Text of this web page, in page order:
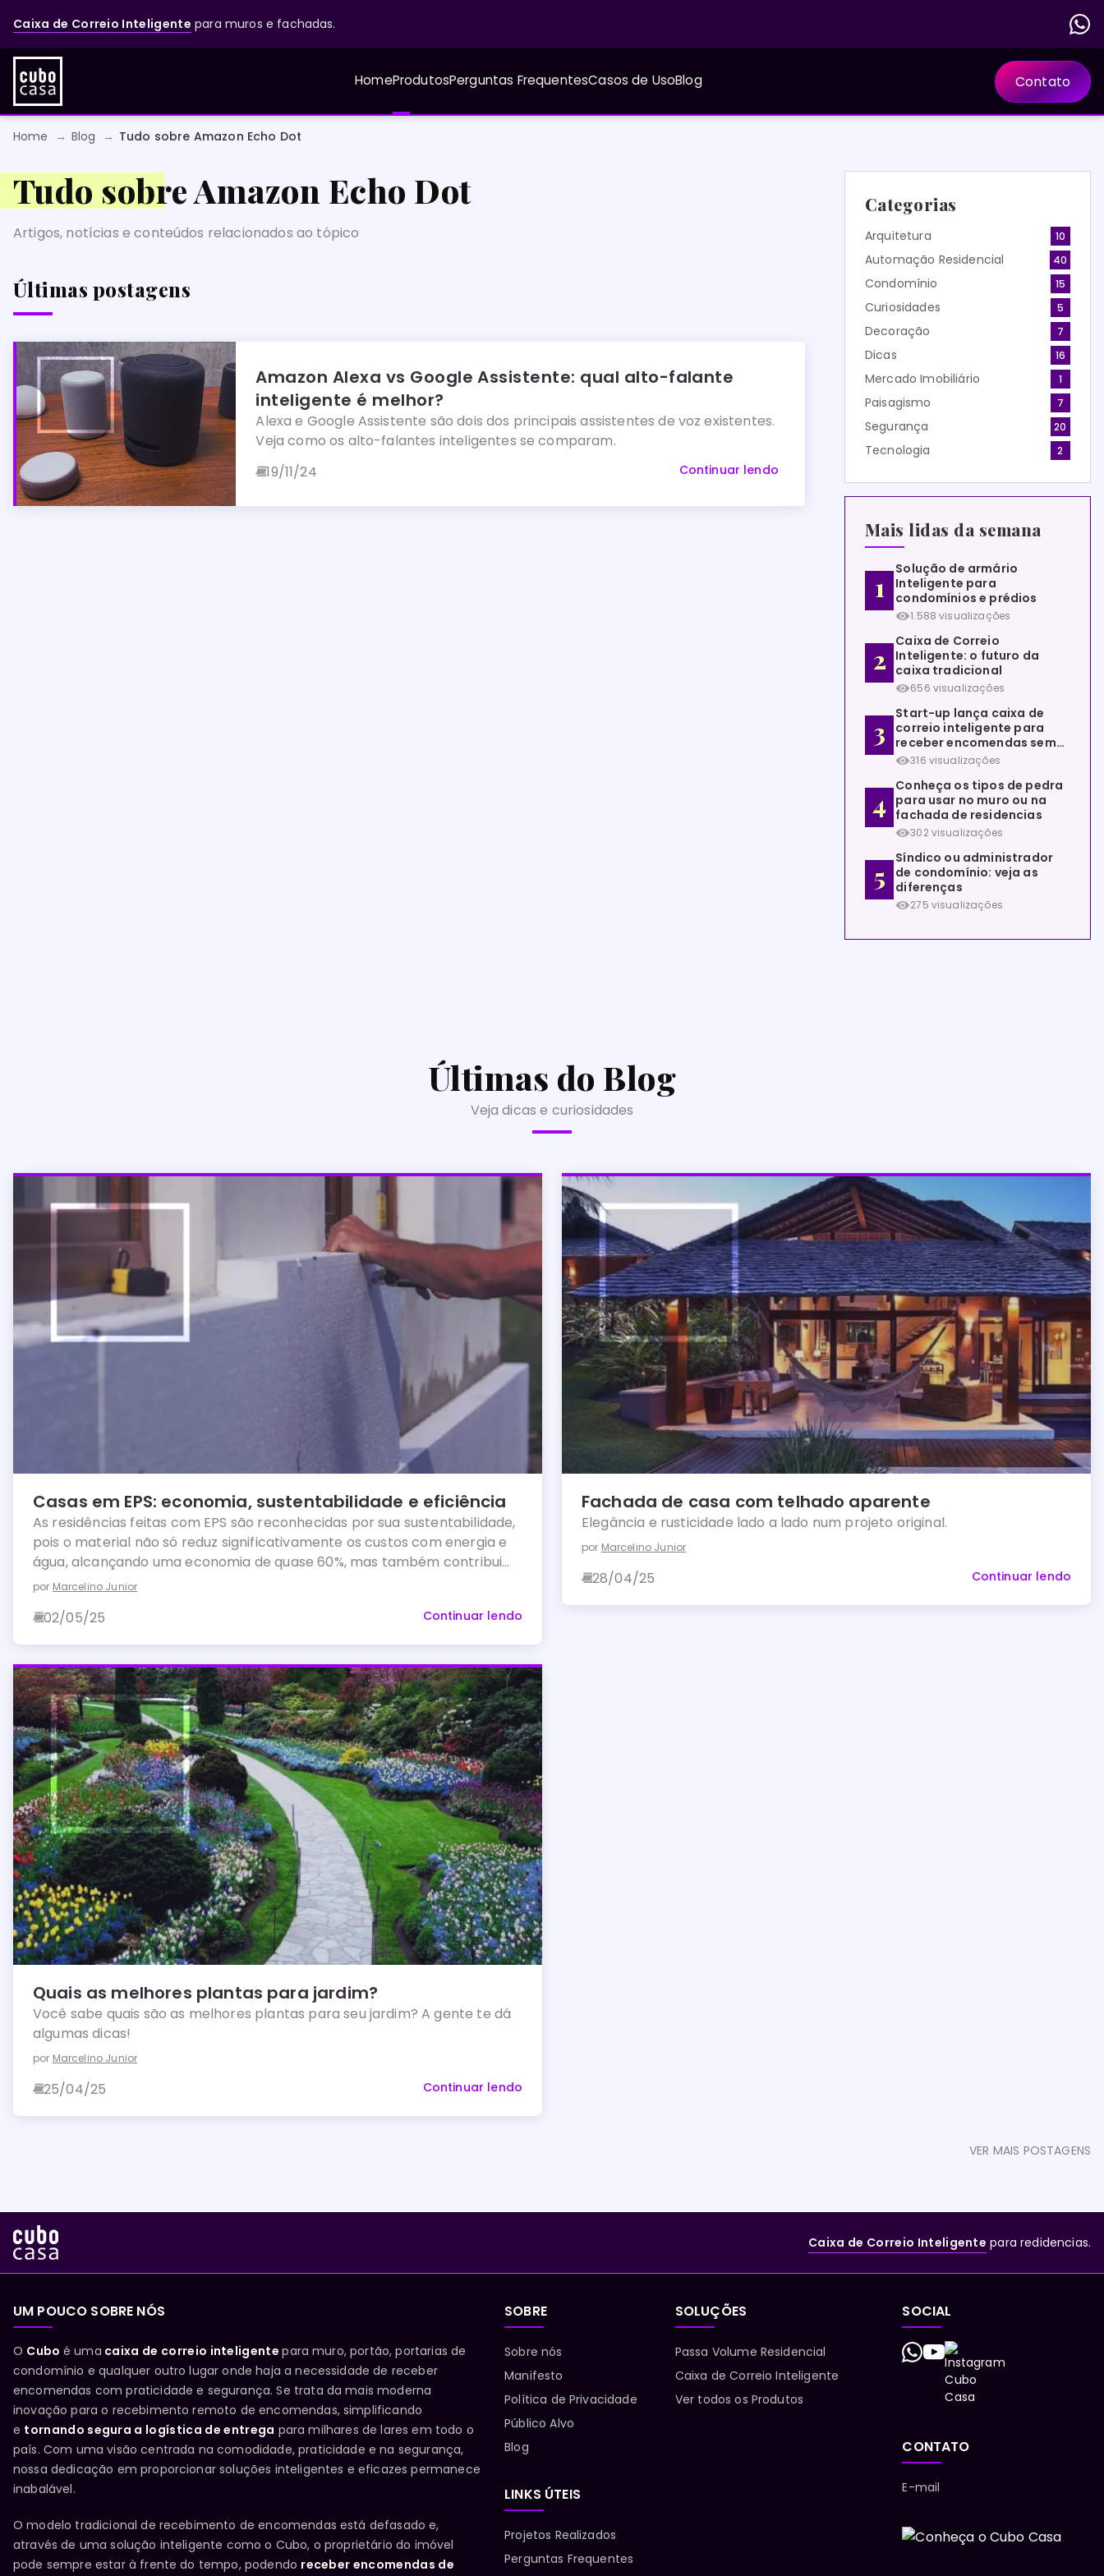
Caixa de Correio Inteligente para muros e fachadas.
HomeProdutosPerguntas FrequentesCasos de UsoBlog Contato
Home Blog Tudo sobre Amazon Echo Dot
Tudo sobre Amazon Echo Dot
Artigos, notícias e conteúdos relacionados ao tópico
Últimas postagens
Amazon Alexa vs Google Assistente: qual alto-falante
inteligente é melhor?
Alexa e Google Assistente são dois dos principais assistentes de voz existentes.
Veja como os alto-falantes inteligentes se comparam.
19/11/24
Continuar lendo
Categorias
Arquitetura 10
Automação Residencial 40
Condomínio 15
Curiosidades 5
Decoração 7
Dicas 16
Mercado Imobiliário 1
Paisagismo 7
Segurança 20
Tecnologia 2
Mais lidas da semana
Solução de armário
Inteligente para
condomínios e prédios
1.588 visualizações
Caixa de Correio
Inteligente: o futuro da
caixa tradicional
656 visualizações
Start-up lança caixa de
correio inteligente para
receber encomendas sem
estar em casa
316 visualizações
Conheça os tipos de pedra
para usar no muro ou na
fachada de residencias
302 visualizações
Síndico ou administrador
de condomínio: veja as
diferenças
275 visualizações
Últimas do Blog
Veja dicas e curiosidades
Casas em EPS: economia, sustentabilidade e eficiência
As residências feitas com EPS são reconhecidas por sua sustentabilidade,
pois o material não só reduz significativamente os custos com energia e
água, alcançando uma economia de quase 60%, mas também contribui
para a redução das emissões de CO2 na atmosfera.
por Marcelino Junior
02/05/25 Continuar lendo
Fachada de casa com telhado aparente
Elegância e rusticidade lado a lado num projeto original.
por Marcelino Junior
28/04/25 Continuar lendo
Quais as melhores plantas para jardim?
Você sabe quais são as melhores plantas para seu jardim? A gente te dá
algumas dicas!
por Marcelino Junior
25/04/25 Continuar lendo
VER MAIS POSTAGENS
Caixa de Correio Inteligente para redidencias.
UM POUCO SOBRE NÓS
O Cubo é uma caixa de correio inteligentepara muro, portão, portarias de
condomínio e qualquer outro lugar onde haja a necessidade de receber
encomendas com praticidade e segurança. Se trata da mais moderna
inovação para o recebimento remoto de encomendas, simplificando
e tornando segura a logística de entrega para milhares de lares em todo o
país. Com uma visão centrada na comodidade, praticidade e na segurança,
nossa dedicação em proporcionar soluções inteligentes e eficazes permanece
inabalável.
O modelo tradicional de recebimento de encomendas está defasado e,
através de uma solução inteligente como o Cubo, o proprietário do imóvel
pode sempre estar à frente do tempo, podendo receber encomendas de
SOBRE
Sobre nós
Manifesto
Política de Privacidade
Público Alvo
Blog
LINKS ÚTEIS
Projetos Realizados
Perguntas Frequentes
SOLUÇÕES
Passa Volume Residencial
Caixa de Correio Inteligente
Ver todos os Produtos
SOCIAL
CONTATO
E-mail